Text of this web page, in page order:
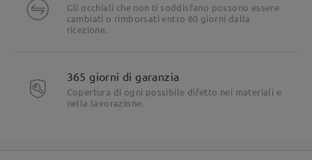
Gli occhiali che non ti soddisfano possono essere
cambiati o rimborsati entro 60 giorni dalla
ricezione.
365 giorni di garanzia
Copertura di ogni possibile difetto nei materiali e
nella lavorazione.